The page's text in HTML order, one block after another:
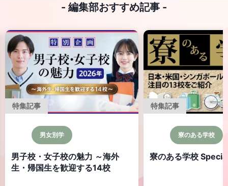
- 編集部おすすめ記事 -
特集記事
男女別学
男子校・女子校の魅力 ～海外
生・帰国生を歓迎する14校
特集記事
寮のある学校
寮のある学校